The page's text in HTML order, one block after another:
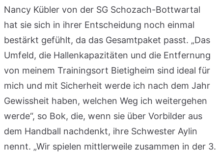
Nancy Kübler von der SG Schozach-Bottwartal
hat sie sich in ihrer Entscheidung noch einmal
bestärkt gefühlt, da das Gesamtpaket passt. „Das
Umfeld, die Hallenkapazitäten und die Entfernung
von meinem Trainingsort Bietigheim sind ideal für
mich und mit Sicherheit werde ich nach dem Jahr
Gewissheit haben, welchen Weg ich weitergehen
werde“, so Bok, die, wenn sie über Vorbilder aus
dem Handball nachdenkt, ihre Schwester Aylin
nennt. „Wir spielen mittlerweile zusammen in der 3.